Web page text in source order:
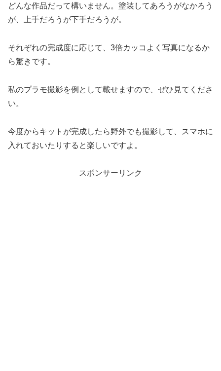
どんな作品だって構いません。塗装してあろうがなかろう
が、上手だろうが下手だろうが。
それぞれの完成度に応じて、3倍カッコよく写真になるか
ら驚きです。
私のプラモ撮影を例として載せますので、ぜひ見てくださ
い。
今度からキットが完成したら野外でも撮影して、スマホに
入れておいたりすると楽しいですよ。
スポンサーリンク